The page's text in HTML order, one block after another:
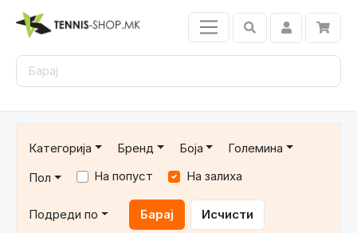
Категорија Бренд Боја
Големина
Пол
На попуст На залиха
Подреди по Барај Исчисти